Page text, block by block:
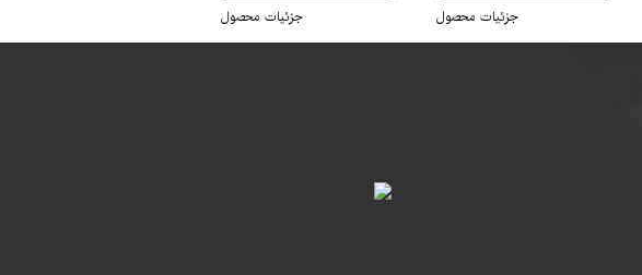
جزئیات محصول جزئیات محصول